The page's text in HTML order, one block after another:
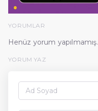
YORUMLAR
Henüz yorum yapılmamış.
YORUM YAZ